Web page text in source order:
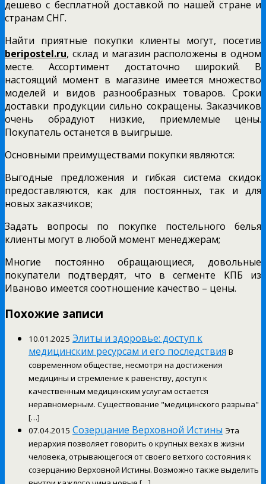
дешево с бесплатной доставкой по нашей стране и
странам СНГ.
Найти приятные покупки клиенты могут, посетив
beripostel.ru, склад и магазин расположены в одном
месте. Ассортимент достаточно широкий. В
настоящий момент в магазине имеется множество
моделей и видов разнообразных товаров. Сроки
доставки продукции сильно сокращены. Заказчиков
очень обрадуют низкие, приемлемые цены.
Покупатель останется в выигрыше.
Основными преимуществами покупки являются:
Выгодные предложения и гибкая система скидок
предоставляются, как для постоянных, так и для
новых заказчиков;
Задать вопросы по покупке постельного белья
клиенты могут в любой момент менеджерам;
Многие постоянно обращающиеся, довольные
покупатели подтвердят, что в сегменте КПБ из
Иваново имеется соотношение качество – цены.
Похожие записи
10.01.2025 Элиты и здоровье: доступ к
медицинским ресурсам и его последствия В
современном обществе, несмотря на достижения
медицины и стремление к равенству, доступ к
качественным медицинским услугам остается
неравномерным. Существование "медицинского разрыва"
[…]
07.04.2015 Созерцание Верховной Истины Эта
иерархия позволяет говорить о крупных вехах в жизни
человека, отрывающегося от своего ветхого состояния к
созерцанию Верховной Истины. Возможно также выделить